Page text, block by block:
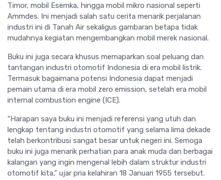
Timor, mobil Esemka, hingga mobil mikro nasional seperti
Ammdes. Ini menjadi salah satu cerita menarik perjalanan
industri ini di Tanah Air sekaligus gambaran betapa tidak
mudahnya kegiatan mengembangkan mobil merek nasional.
Buku ini juga secara khusus memaparkan soal peluang dan
tantangan industri otomotif Indonesia di era mobil listrik.
Termasuk bagaimana potensi Indonesia dapat menjadi
pemain utama di era mobil zero emission, setelah era mobil
internal combustion engine (ICE).
“Harapan saya buku ini menjadi referensi yang utuh dan
lengkap tentang industri otomotif yang selama lima dekade
telah berkontribusi sangat besar untuk negeri ini. Semoga
buku ini juga menarik perhatian para anak muda dan berbagai
kalangan yang ingin mengenal lebih dalam struktur industri
otomotif kita,” ujar pria kelahiran 18 Januari 1955 tersebut.